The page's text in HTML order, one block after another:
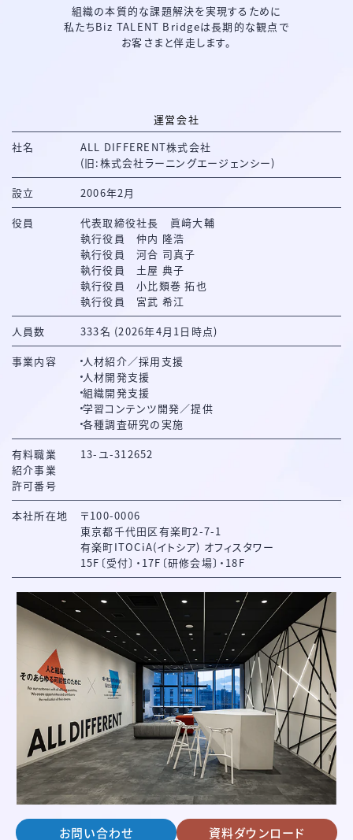
組織の本質的な課題解決を実現するために
私たちBiz TALENT Bridgeは長期的な観点で
お客さまと伴走します。
運営会社
社名
ALL DIFFERENT株式会社
(旧:株式会社ラーニングエージェンシー)
設立
2006年2月
役員
代表取締役社長 眞﨑大輔
執行役員 仲内 隆浩
執行役員 河合 司真子
執行役員 土屋 典子
執行役員 小比類巻 拓也
執行役員 宮武 希江
人員数
333名 (2026年4月1日時点)
事業内容
人材紹介／採用支援
人材開発支援
組織開発支援
学習コンテンツ開発／提供
各種調査研究の実施
有料職業
紹介事業
許可番号
13-ユ-312652
本社所在地
〒100-0006
東京都千代田区有楽町2-7-1
有楽町ITOCiA(イトシア) オフィスタワー
15F〔受付〕・17F〔研修会場〕・18F
お問い合わせ 資料ダウンロード